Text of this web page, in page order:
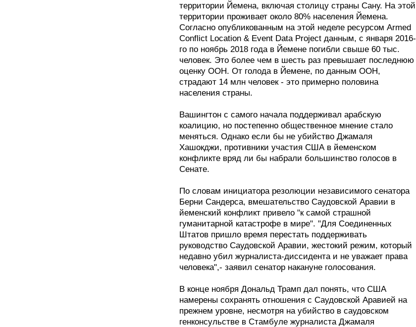
территории Йемена, включая столицу страны Сану. На этой
территории проживает около 80% населения Йемена.
Согласно опубликованным на этой неделе ресурсом Armed
Conflict Location & Event Data Project данным, с января 2016-
го по ноябрь 2018 года в Йемене погибли свыше 60 тыс.
человек. Это более чем в шесть раз превышает последнюю
оценку ООН. От голода в Йемене, по данным ООН,
страдают 14 млн человек - это примерно половина
населения страны.
Вашингтон с самого начала поддерживал арабскую
коалицию, но постепенно общественное мнение стало
меняться. Однако если бы не убийство Джамаля
Хашокджи, противники участия США в йеменском
конфликте вряд ли бы набрали большинство голосов в
Сенате.
По словам инициатора резолюции независимого сенатора
Берни Сандерса, вмешательство Саудовской Аравии в
йеменский конфликт привело "к самой страшной
гуманитарной катастрофе в мире". "Для Соединенных
Штатов пришло время перестать поддерживать
руководство Саудовской Аравии, жестокий режим, который
недавно убил журналиста-диссидента и не уважает права
человека",- заявил сенатор накануне голосования.
В конце ноября Дональд Трамп дал понять, что США
намерены сохранять отношения с Саудовской Аравией на
прежнем уровне, несмотря на убийство в саудовском
генконсульстве в Стамбуле журналиста Джамаля